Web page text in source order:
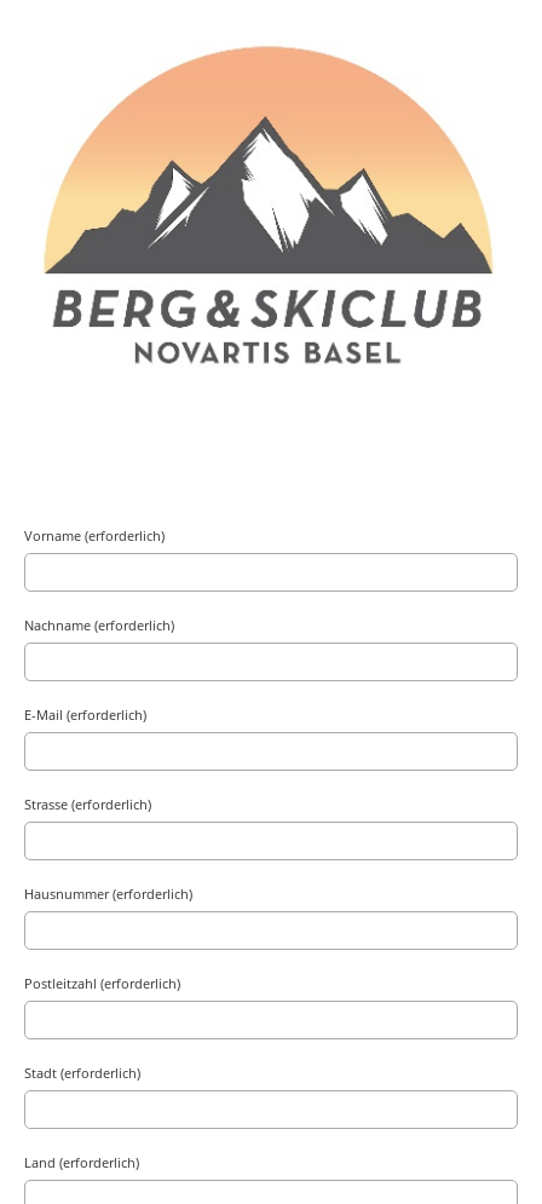
Vorname (erforderlich)
Nachname (erforderlich)
E-Mail (erforderlich)
Strasse (erforderlich)
Hausnummer (erforderlich)
Postleitzahl (erforderlich)
Stadt (erforderlich)
Land (erforderlich)